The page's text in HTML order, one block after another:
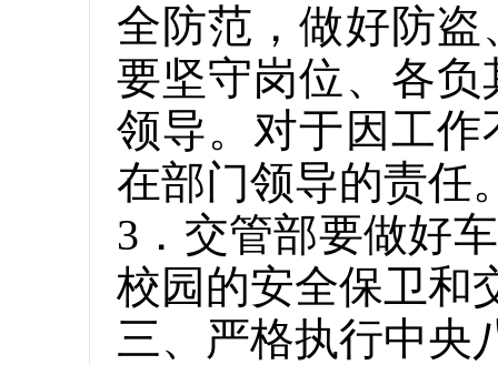
全防范，做好防
要坚守岗位、各
领导。对于因工
在部门领导的责任
3．交管部要做好
校园的安全保卫和
三、严格执行中央